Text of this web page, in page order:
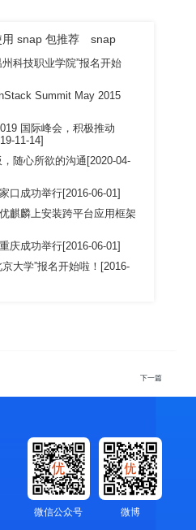
用 snap 包推荐 snap
州科技职业学院”报名开始
Summit May 2015
国际峰会，积极推动
11-14]
随心所欲的沟通[2020-04-
口成功举行[2016-06-01]
麒麟上安装跨平台应用框架
庆成功举行[2016-06-01]
京大学”报名开始啦！[2016-
下一篇
微博
微信公众号